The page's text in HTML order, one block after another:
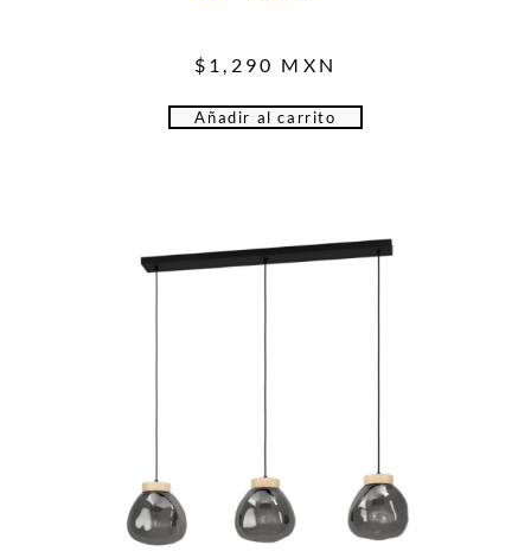
$ 1,290 MXN
Añadir al carrito